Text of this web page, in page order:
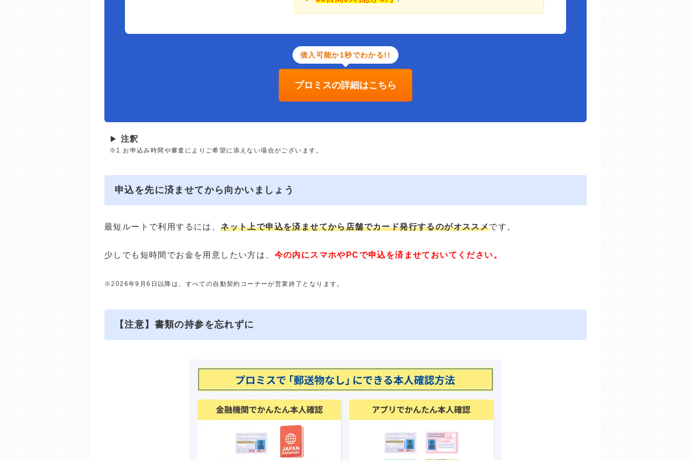
借入可能か1秒でわかる!!
プロミスの詳細はこちら
▶ 注釈
※1.お申込み時間や審査によりご希望に添えない場合がございます。
申込を先に済ませてから向かいましょう
最短ルートで利用するには、ネット上で申込を済ませてから店舗でカード発行するのがオススメです。
少しでも短時間でお金を用意したい方は、 今の内にスマホやPCで申込を済ませておいてください。
※2026年9月6日以降は、すべての自動契約コーナーが営業終了となります。
【注意】書類の持参を忘れずに